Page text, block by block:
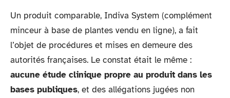
Un produit comparable, Indiva System (complément
minceur à base de plantes vendu en ligne), a fait
l’objet de procédures et mises en demeure des
autorités françaises. Le constat était le même :
aucune étude clinique propre au produit dans les
bases publiques, et des allégations jugées non